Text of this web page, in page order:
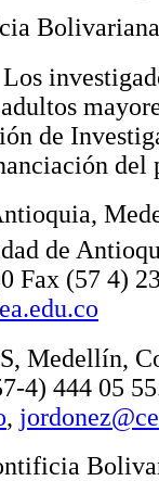
de
del
de
Fax (57 4)
Medellín,
4) 444 05
,